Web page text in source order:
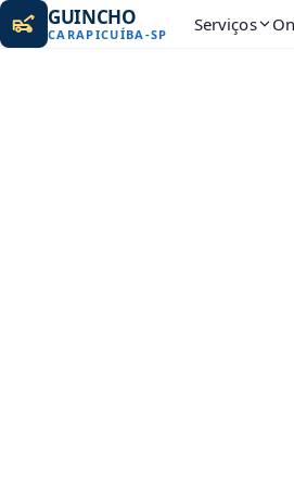
GUINCHO
CARAPICUÍBA-SP Serviços